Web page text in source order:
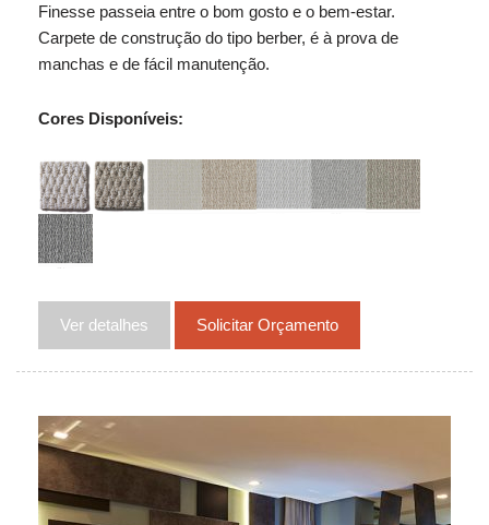
Finesse passeia entre o bom gosto e o bem-estar.
Carpete de construção do tipo berber, é à prova de
manchas e de fácil manutenção.
Cores Disponíveis:
Ver detalhes Solicitar Orçamento